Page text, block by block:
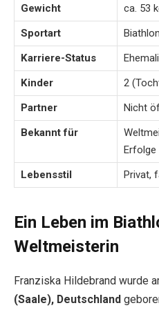
Gewicht
ca. 53
Sportart
Biathlon
Karriere-Status
Kinder
2
Partner
Nicht
Bekannt für
Erfolge
Lebensstil
Privat,
Ein Leben im
Weltmeisterin
Franziska Hildebrand wurde
(Saale), Deutschland